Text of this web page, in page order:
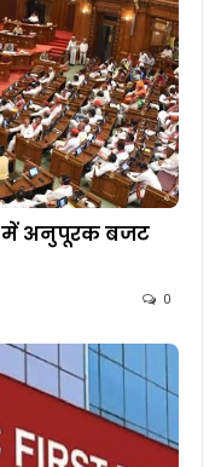
में अनुपूरक बजट
0